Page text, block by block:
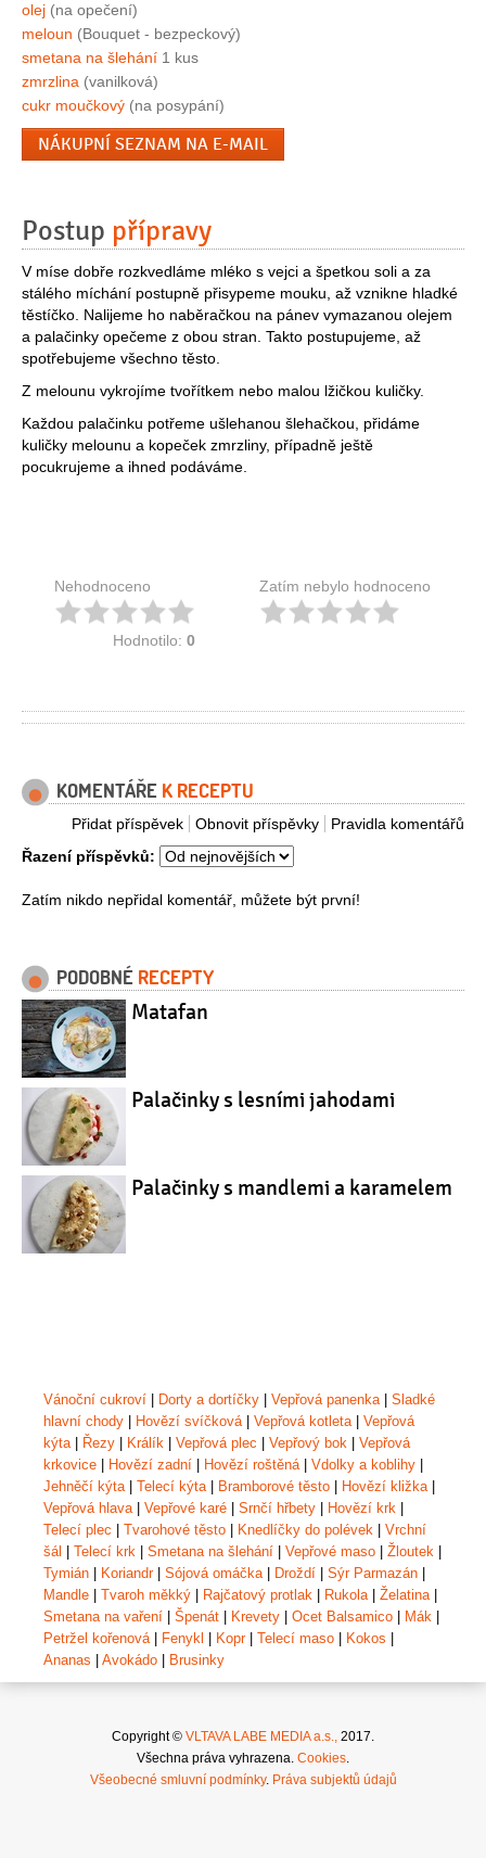
olej (na opečení)
meloun (Bouquet - bezpeckový)
smetana na šlehání 1 kus
zmrzlina (vanilková)
cukr moučkový (na posypání)
NÁKUPNÍ SEZNAM NA E-MAIL
Postup přípravy
V míse dobře rozkvedláme mléko s vejci a špetkou soli a za
stálého míchání postupně přisypeme mouku, až vznikne hladké
těstíčko. Nalijeme ho naběračkou na pánev vymazanou olejem
a palačinky opečeme z obou stran. Takto postupujeme, až
spotřebujeme všechno těsto.
Z melounu vykrojíme tvořítkem nebo malou lžičkou kuličky.
Každou palačinku potřeme ušlehanou šlehačkou, přidáme
kuličky melounu a kopeček zmrzliny, případně ještě
pocukrujeme a ihned podáváme.
Nehodnoceno
Hodnotilo: 0
Zatím nebylo hodnoceno
KOMENTÁŘE K RECEPTU
Pravidla komentářů
Obnovit příspěvky
Přidat příspěvek
Řazení příspěvků:
Zatím nikdo nepřidal komentář, můžete být první!
PODOBNÉ RECEPTY
Matafan
Palačinky s lesními jahodami
Palačinky s mandlemi a karamelem
Vánoční cukroví Dorty a dortíčky Vepřová panenka| Sladké
hlavní chody
Hovězí svíčková| Vepřová kotleta| Vepřová
kýta| Řezy Králík Vepřová plec Vepřový bok
Vepřová
krkovice
Hovězí zadní Hovězí roštěná| Vdolky a koblihy
Jehněčí kýta| Telecí kýta| Bramborové těsto Hovězí kližka|
Vepřová hlava| Vepřové karé Srnčí hřbety Hovězí krk
Telecí plec
Tvarohové těsto Knedlíčky do polévek
Vrchní
šál
Telecí krk Smetana na šlehání Vepřové maso Žloutek
Tymián
Koriandr| Sójová omáčka| Droždí Sýr Parmazán
Mandle
Tvaroh měkký Rajčatový protlak Rukola| Želatina|
Smetana na vaření
Špenát Krevety Ocet Balsamico Mák
Petržel kořenová| Fenykl Kopr| Telecí maso Kokos
Ananas
Avokádo Brusinky
Copyright © VLTAVA LABE MEDIA a.s., 2017.
Všechna práva vyhrazena. Cookies.
Všeobecné smluvní podmínky. Práva subjektů údajů